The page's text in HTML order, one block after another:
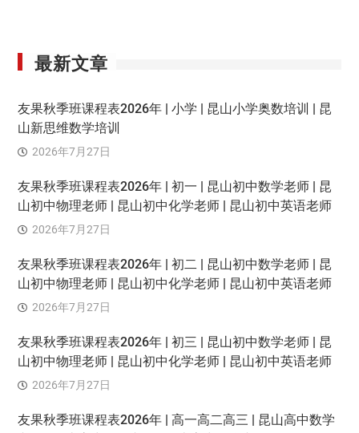
最新文章
友果秋季班课程表2026年 | 小学 | 昆山小学奥数培训 | 昆
山新思维数学培训
2026年7月27日
友果秋季班课程表2026年 | 初一 | 昆山初中数学老师 | 昆
山初中物理老师 | 昆山初中化学老师 | 昆山初中英语老师
2026年7月27日
友果秋季班课程表2026年 | 初二 | 昆山初中数学老师 | 昆
山初中物理老师 | 昆山初中化学老师 | 昆山初中英语老师
2026年7月27日
友果秋季班课程表2026年 | 初三 | 昆山初中数学老师 | 昆
山初中物理老师 | 昆山初中化学老师 | 昆山初中英语老师
2026年7月27日
友果秋季班课程表2026年 | 高一高二高三 | 昆山高中数学